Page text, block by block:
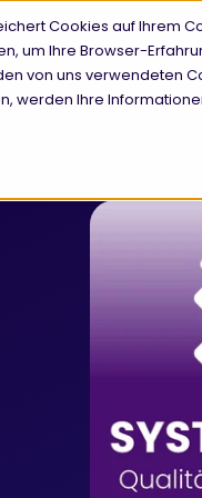
Cookies auf Ihrem
um Ihre Browser-
von uns verwendeten
werden Ihre